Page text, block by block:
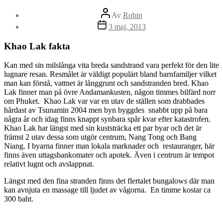
Inläggsförfattare
Av Robin
Inläggsdatum
3 maj, 2013
Khao Lak fakta
Kan med sin milslånga vita breda sandstrand vara perfekt för den lite
lugnare resan. Resmålet är väldigt populärt bland barnfamiljer vilket
man kan förstå, vattnet är långgrunt och sandstranden bred. Khao
Lak finner man på övre Andamankusten, någon timmes bilfärd norr
om Phuket. Khao Lak var var en utav de ställen som drabbades
hårdast av Tsunamin 2004 men byn byggdes snabbt upp på bara
några år och idag finns knappt synbara spår kvar efter katastrofen.
Khao Lak har längst med sin kuststräcka ett par byar och det är
främst 2 utav dessa som utgör centrum, Nang Tong och Bang
Niang. I byarna finner man lokala marknader och restauranger, här
finns även uttagsbankomater och apotek. Även i centrum är tempot
relativt lugnt och avslappnat.
Längst med den fina stranden finns det flertalet bungalows där man
kan avnjuta en massage till ljudet av vågorna. En timme kostar ca
300 baht.